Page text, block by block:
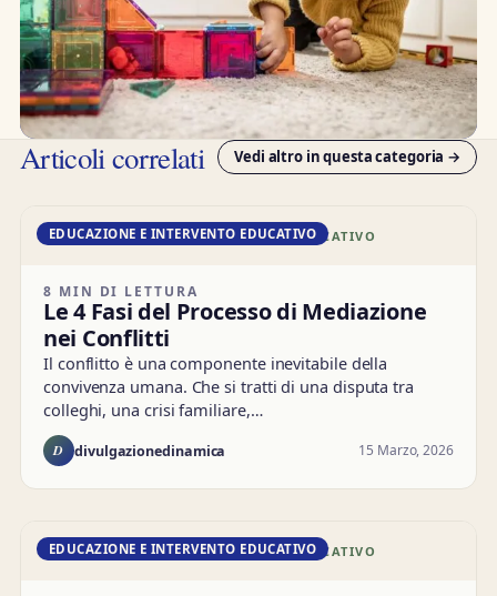
Articoli correlati Vedi altro in questa categoria →
DD · EDUCAZIONE E INTERVENTO EDUCATIVO
EDUCAZIONE E INTERVENTO EDUCATIVO
8 MIN DI LETTURA
Le 4 Fasi del Processo di Mediazione
nei Conflitti
Il conflitto è una componente inevitabile della
convivenza umana. Che si tratti di una disputa tra
colleghi, una crisi familiare,…
D divulgazionedinamica 15 Marzo, 2026
DD · EDUCAZIONE E INTERVENTO EDUCATIVO
EDUCAZIONE E INTERVENTO EDUCATIVO